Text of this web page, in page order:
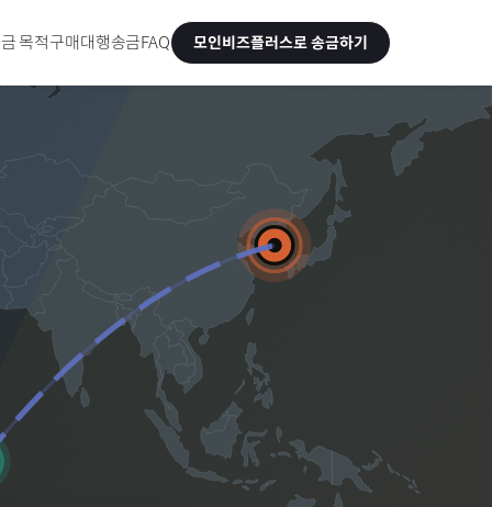
목적구매대행송금FAQ 모인비즈플러스로 송금하기